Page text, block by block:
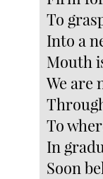
To
Into a
Mouth
We are
To
In
Soon